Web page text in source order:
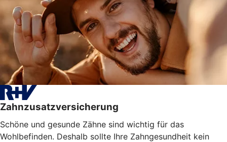
Zahnzusatzversicherung
Schöne und gesunde Zähne sind wichtig für das
Wohlbefinden. Deshalb sollte Ihre Zahngesundheit kein